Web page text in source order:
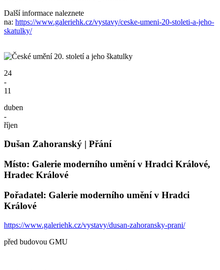
Další informace naleznete
na: https://www.galeriehk.cz/vystavy/ceske-umeni-20-stoleti-a-jeho-
skatulky/
24
-
11
duben
-
říjen
Dušan Zahoranský | Přání
Místo: Galerie moderního umění v Hradci Králové,
Hradec Králové
Pořadatel: Galerie moderního umění v Hradci
Králové
https://www.galeriehk.cz/vystavy/dusan-zahoransky-prani/
před budovou GMU